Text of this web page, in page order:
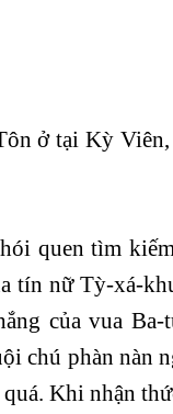
ở tại Kỳ
quen tìm
tín nữ Tỳ-xá-
của vua
chú phàn nàn
Khi nhận